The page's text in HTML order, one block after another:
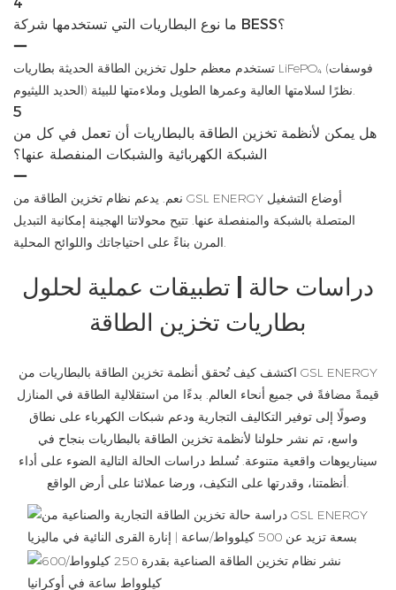
ما نوع البطاريات التي تستخدمها شركة BESS؟
تستخدم معظم حلول تخزين الطاقة الحديثة بطاريات LiFePO₄ (فوسفات
الحديد الليثيوم) نظرًا لسلامتها العالية وعمرها الطويل وملاءمتها للبيئة.
5
هل يمكن لأنظمة تخزين الطاقة بالبطاريات أن تعمل في كل من
الشبكة الكهربائية والشبكات المنفصلة عنها؟
نعم. يدعم نظام تخزين الطاقة من GSL ENERGY أوضاع التشغيل
المتصلة بالشبكة والمنفصلة عنها. تتيح محولاتنا الهجينة إمكانية التبديل
المرن بناءً على احتياجاتك واللوائح المحلية.
دراسات حالة | تطبيقات عملية لحلول
بطاريات تخزين الطاقة
اكتشف كيف تُحقق أنظمة تخزين الطاقة بالبطاريات من GSL ENERGY
قيمةً مضافةً في جميع أنحاء العالم. بدءًا من استقلالية الطاقة في المنازل
وصولًا إلى توفير التكاليف التجارية ودعم شبكات الكهرباء على نطاق
واسع، تم نشر حلولنا لأنظمة تخزين الطاقة بالبطاريات بنجاح في
سيناريوهات واقعية متنوعة. تُسلط دراسات الحالة التالية الضوء على أداء
أنظمتنا، وقدرتها على التكيف، ورضا عملائنا على أرض الواقع.